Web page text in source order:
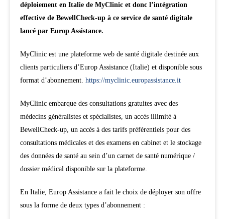
déploiement en Italie de MyClinic et donc l’intégration
effective de BewellCheck-up à ce service de santé digitale
lancé par Europ Assistance.
MyClinic est une plateforme web de santé digitale destinée aux
clients particuliers d’Europ Assistance (Italie) et disponible sous
format d’abonnement. https://myclinic.europassistance.it
MyClinic embarque des consultations gratuites avec des
médecins généralistes et spécialistes, un accès illimité à
BewellCheck-up, un accès à des tarifs préférentiels pour des
consultations médicales et des examens en cabinet et le stockage
des données de santé au sein d’un carnet de santé numérique /
dossier médical disponible sur la plateforme.
En Italie, Europ Assistance a fait le choix de déployer son offre
sous la forme de deux types d’abonnement :